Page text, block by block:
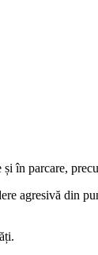
în parcare,
agresivă din